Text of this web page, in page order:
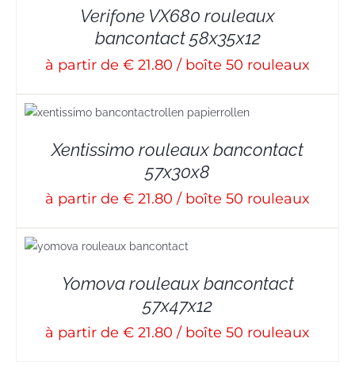
Verifone VX680 rouleaux
bancontact 58x35x12
à partir de € 21.80 / boîte 50 rouleaux
Xentissimo rouleaux bancontact
57x30x8
à partir de € 21.80 / boîte 50 rouleaux
Yomova rouleaux bancontact
57x47x12
à partir de € 21.80 / boîte 50 rouleaux